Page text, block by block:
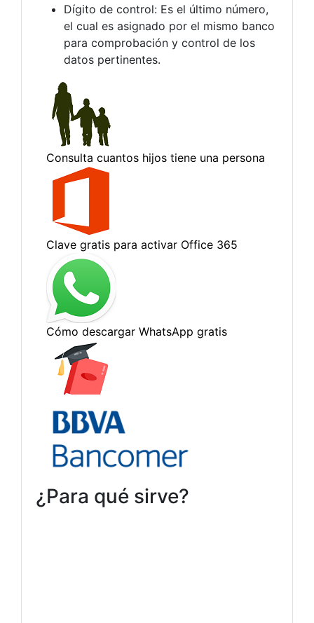
Dígito de control: Es el último número,
el cual es asignado por el mismo banco
para comprobación y control de los
datos pertinentes.
¿Para qué sirve?